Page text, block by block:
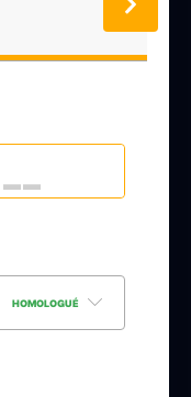
HOMOLOGUÉ